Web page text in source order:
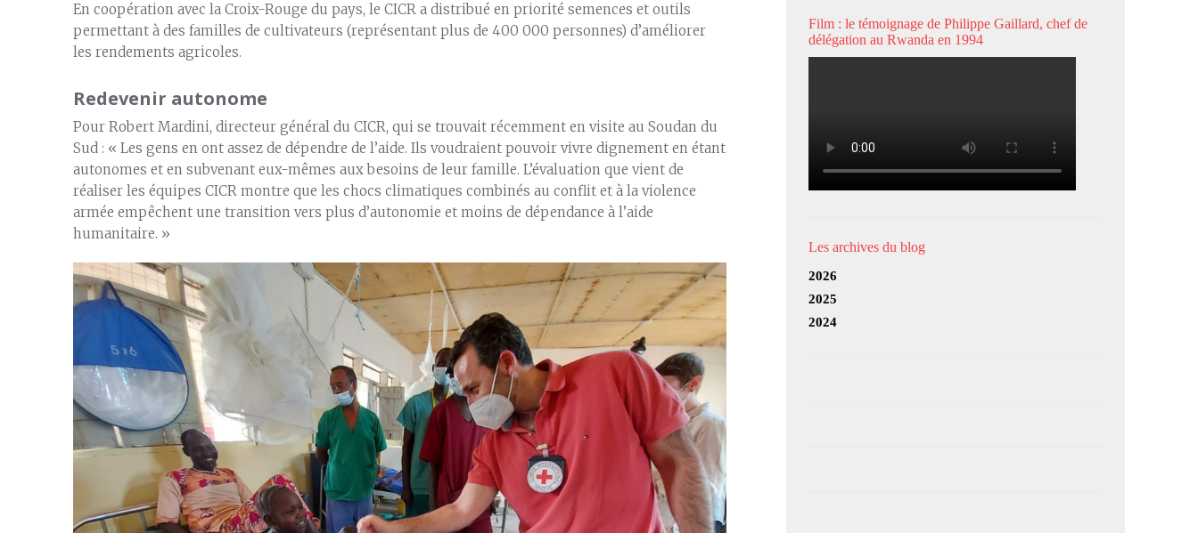
En coopération avec la Croix-Rouge du pays, le CICR a distribué en priorité semences et outils
permettant à des familles de cultivateurs (représentant plus de 400 000 personnes) d’améliorer
les rendements agricoles.
Redevenir autonome
Pour Robert Mardini, directeur général du CICR, qui se trouvait récemment en visite au Soudan du
Sud : « Les gens en ont assez de dépendre de l’aide. Ils voudraient pouvoir vivre dignement en étant
autonomes et en subvenant eux-mêmes aux besoins de leur famille. L’évaluation que vient de
réaliser les équipes CICR montre que les chocs climatiques combinés au conflit et à la violence
armée empêchent une transition vers plus d’autonomie et moins de dépendance à l’aide
humanitaire. »
Film : le témoignage de Philippe Gaillard, chef de
délégation au Rwanda en 1994
Les archives du blog
2026
2025
2024